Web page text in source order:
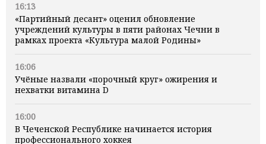
16:13
«Партийный десант» оценил обновление
учреждений культуры в пяти районах Чечни в
рамках проекта «Культура малой Родины»
16:06
Учёные назвали «порочный круг» ожирения и
нехватки витамина D
16:00
В Чеченской Республике начинается история
профессионального хоккея